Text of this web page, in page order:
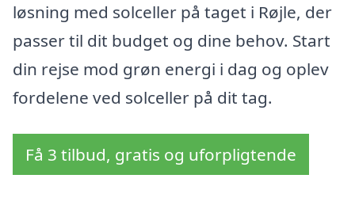
løsning med solceller på taget i Røjle, der
passer til dit budget og dine behov. Start
din rejse mod grøn energi i dag og oplev
fordelene ved solceller på dit tag.
Få 3 tilbud, gratis og uforpligtende